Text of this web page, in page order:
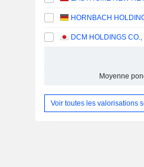
DCM HOLDINGS CO.,
Moyenne
Voir toutes les valorisations